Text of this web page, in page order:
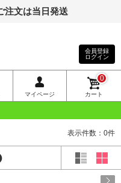
注文は当日発送
会員登録
ログイン
マイページ カート
0
表示件数：0件